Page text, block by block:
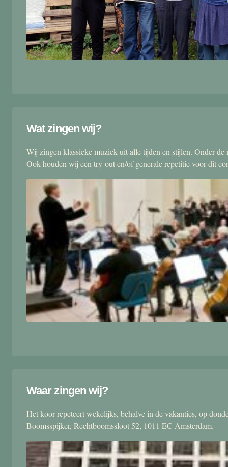
Wat zingen wij?
Wij zingen klassieke muziek uit alle tijden en stijlen. Onder
Ook houden wij een try-out en/of generale repetitie voor dit
Waar zingen wij?
Het koor repeteert wekelijks, behalve in de vakanties, op
Boomsspijker, Rechtboomssloot 52, 1011 EC Amsterdam.